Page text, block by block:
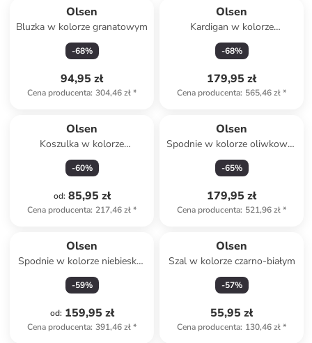
Olsen
Bluzka w kolorze granatowym
-68%
94,95 zł
Cena producenta: 304,46 zł*
Olsen
Kardigan w kolorze
turkusowym
-68%
179,95 zł
Cena producenta: 565,46 zł*
Olsen
Koszulka w kolorze
czerwonym
-60%
od: 85,95 zł
Cena producenta: 217,46 zł*
Olsen
Spodnie w kolorze oliwkowo-
błękitnym
-65%
179,95 zł
Cena producenta: 521,96 zł*
Olsen
Spodnie w kolorze niebiesko-
białym
-59%
od: 159,95 zł
Cena producenta: 391,46 zł*
Olsen
Szal w kolorze czarno-białym
-57%
55,95 zł
Cena producenta: 130,46 zł*